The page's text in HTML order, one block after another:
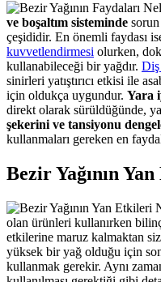
ve boşaltım sisteminde
çeşididir. En önemli faydası
kuvvetlendirmesi olurken,
kullanabileceği bir yağdır. Diş
sinirleri yatıştırıcı etkisi ile
için oldukça uygundur. Yara
direkt olarak sürüldüğünde,
şekerini ve tansiyonu
kullanmaları gereken en
Bezir Yağının
olan ürünleri kullanırken
etkilerine maruz kalmaktan
yüksek bir yağ olduğu için
kullanmak gerekir. Aynı